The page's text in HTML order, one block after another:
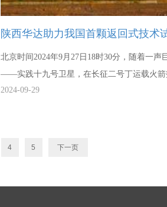
陕西华达助力我国首颗返回式技术
北京时间2024年9月27日18时30分，随着一
——实践十九号卫星，在长征二号丁运载火箭
顺利进入预定轨道，发射任务取得了圆满成
2024-09-29
4 5 下一页